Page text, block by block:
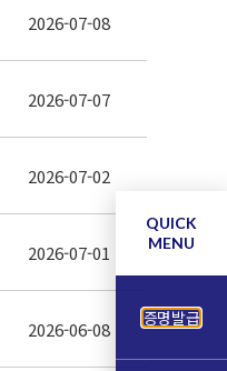
2026-07-08
2026-07-07
2026-07-02
2026-07-01
2026-06-08
QUICK
MENU
증명발급